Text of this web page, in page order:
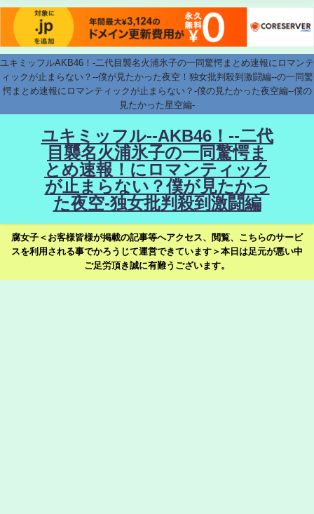
ユキミッフルAKB46！-二代目襲名火浦氷子の一同驚愕まとめ速報にロマンテ
ィックが止まらない？--僕が見たかった夜空！独女批判殺到激闘編--の一同驚
愕まとめ速報にロマンティックが止まらない？-僕の見たかった夜空編--僕の
見たかった星空編-
ユキミッフル--AKB46！--二代
目襲名火浦氷子の一同驚愕ま
とめ速報！にロマンティック
が止まらない？僕が見たかっ
た夜空-独女批判殺到激闘編
腐女子＜お客様皆様が掲載の記事等へアクセス、閲覧、こちらのサービ
スを利用される事でかろうじて運営できています＞本日は足元が悪い中
ご足労頂き誠に有難うございます。